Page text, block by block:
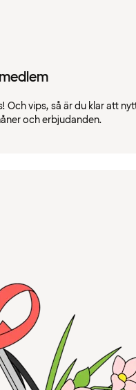
Och vips, så är du klar att
och erbjudanden.